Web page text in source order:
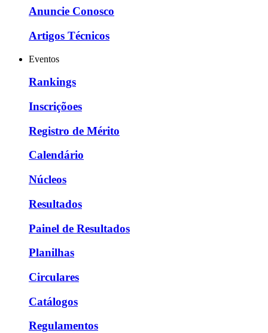
Anuncie Conosco
Artigos Técnicos
Eventos
Rankings
Inscriçõoes
Registro de Mérito
Calendário
Núcleos
Resultados
Painel de Resultados
Planilhas
Circulares
Catálogos
Regulamentos